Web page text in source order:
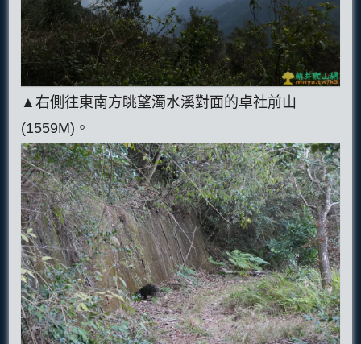
▲右側往東南方眺望濁水溪對面的卓社前山
(1559M)。